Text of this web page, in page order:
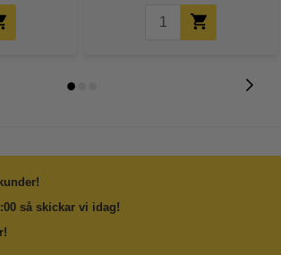
så skickar vi idag!